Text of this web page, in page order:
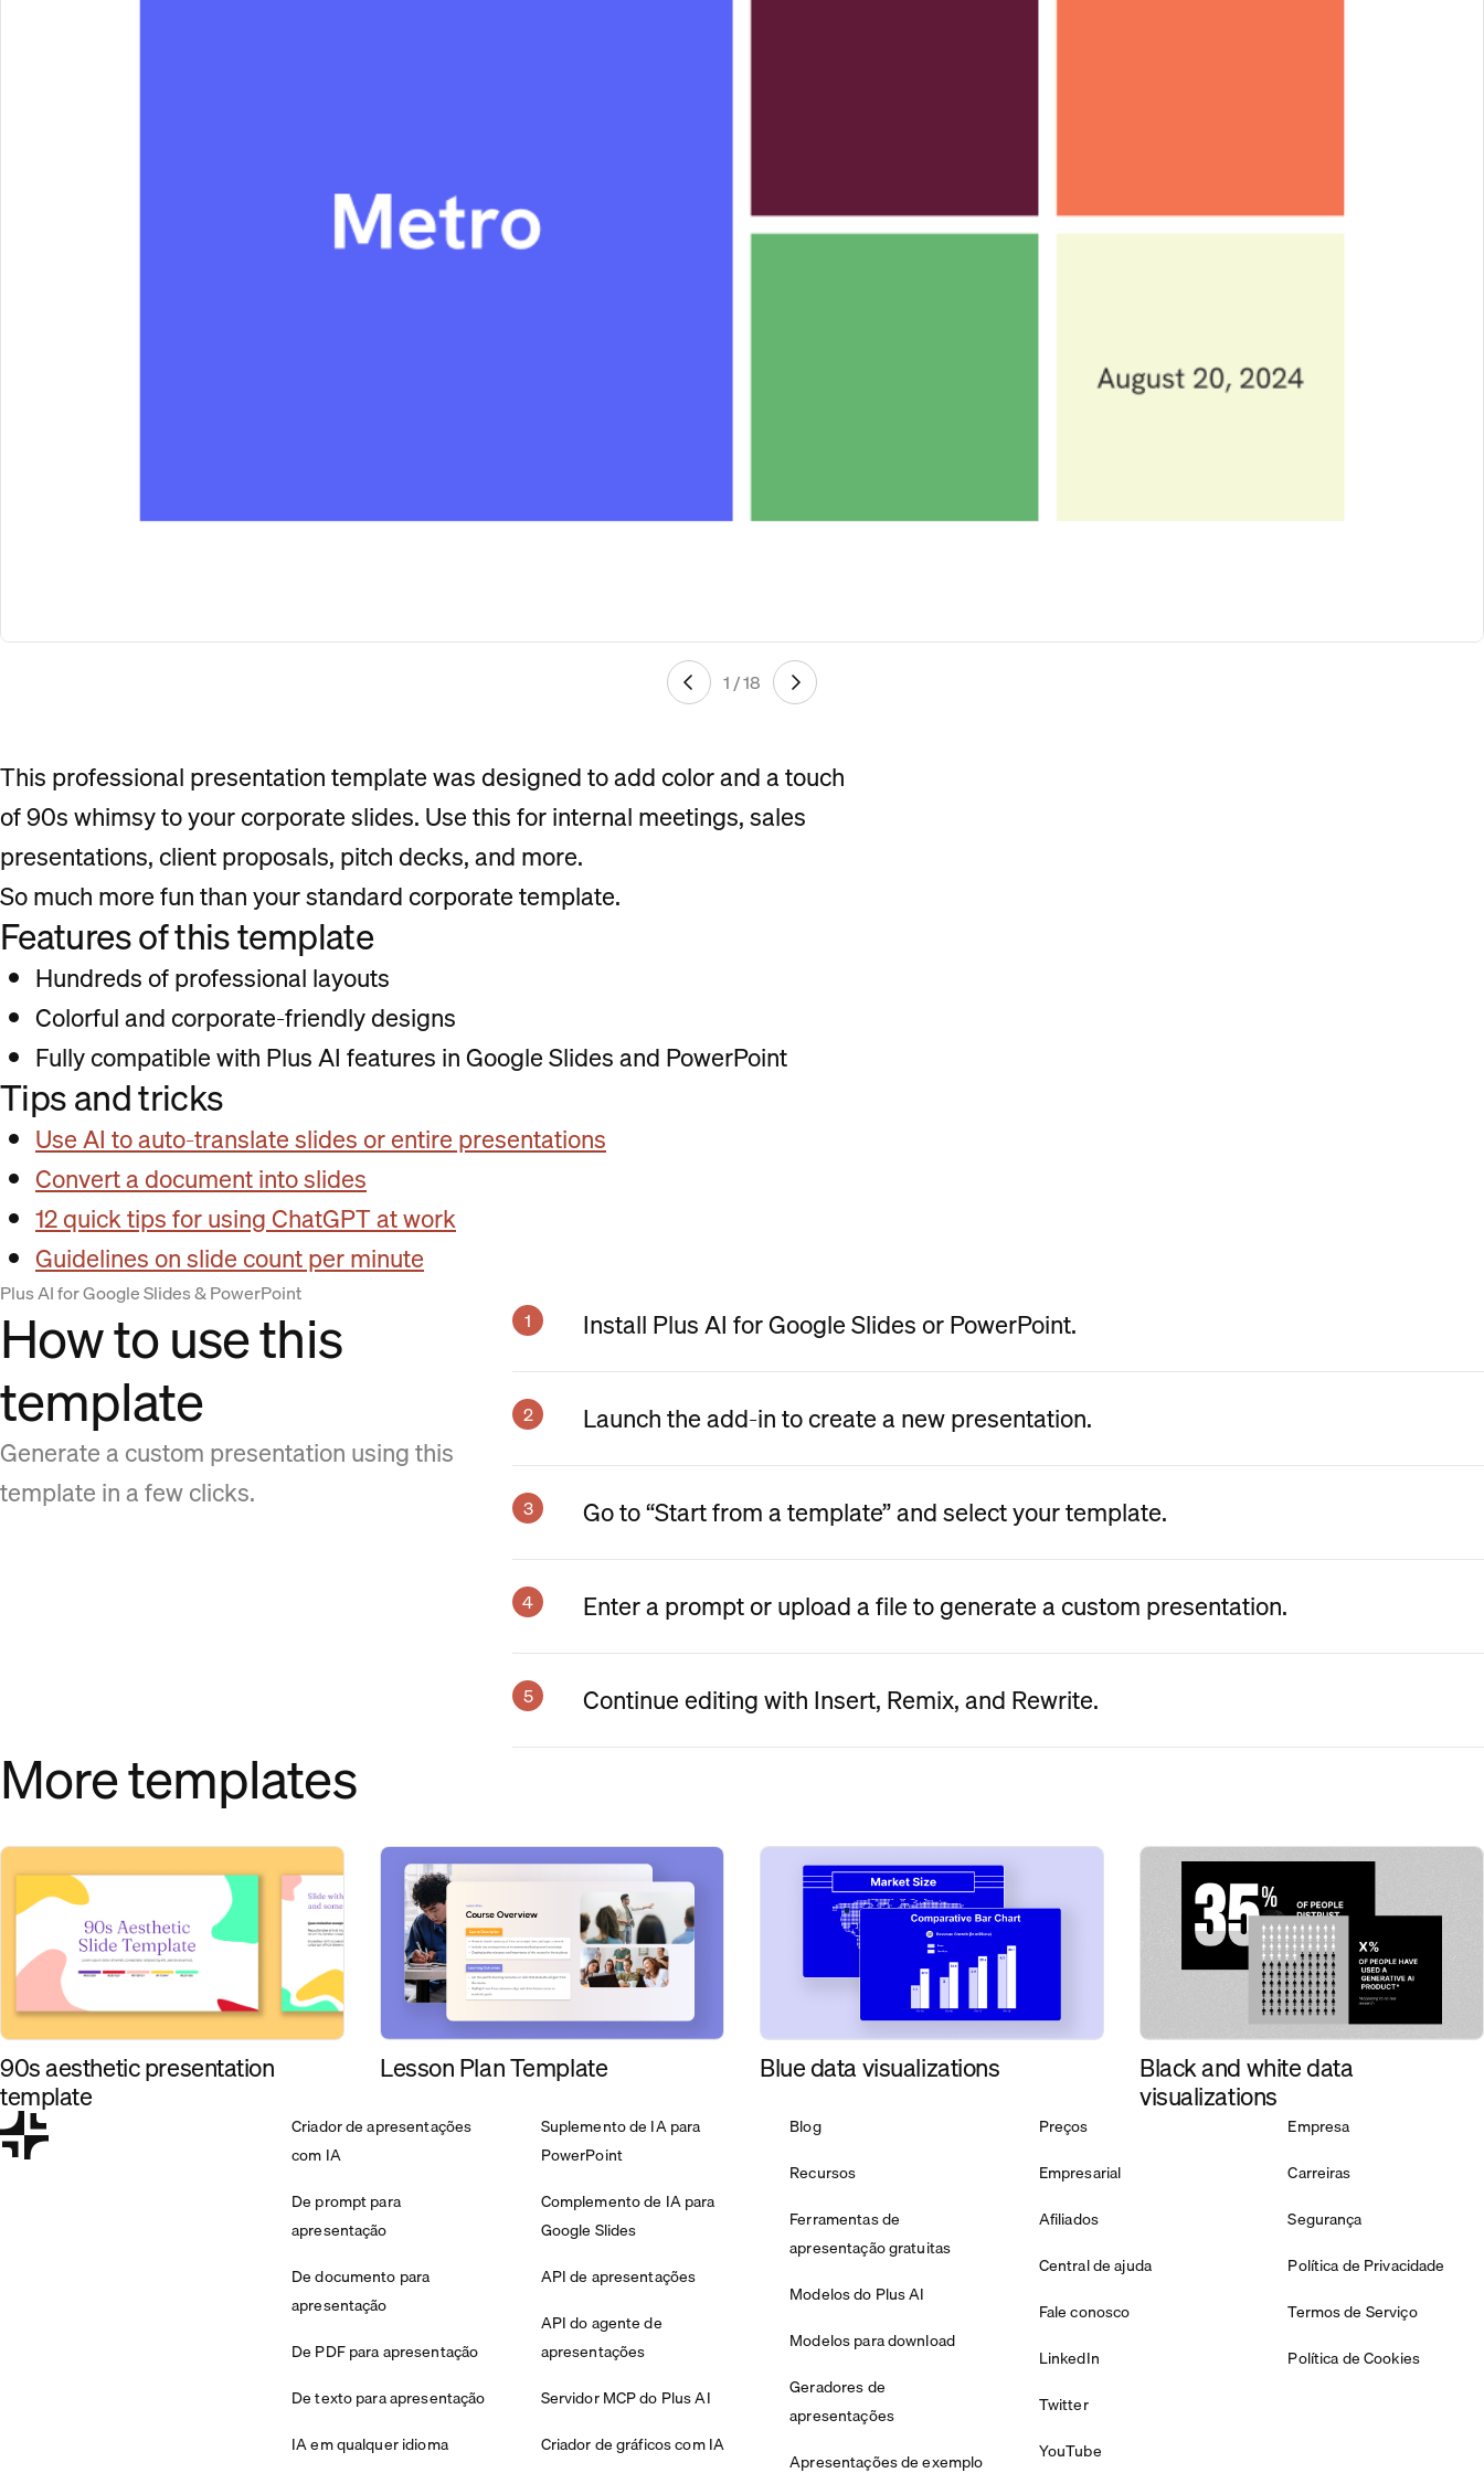
1 / 18
This professional presentation template was designed to add color and a touch
of 90s whimsy to your corporate slides. Use this for internal meetings, sales
presentations, client proposals, pitch decks, and more.
So much more fun than your standard corporate template.
Features of this template
Hundreds of professional layouts
Colorful and corporate-friendly designs
Fully compatible with Plus AI features in Google Slides and PowerPoint
Tips and tricks
Use AI to auto-translate slides or entire presentations
Convert a document into slides
12 quick tips for using ChatGPT at work
Guidelines on slide count per minute
Plus AI for Google Slides & PowerPoint
How to use this
template
Generate a custom presentation using this
template in a few clicks.
Install Plus AI for Google Slides or PowerPoint.
Launch the add-in to create a new presentation.
Go to “Start from a template” and select your template.
Enter a prompt or upload a file to generate a custom presentation.
Continue editing with Insert, Remix, and Rewrite.
More templates
90s aesthetic presentation
template
Lesson Plan Template Blue data visualizations Black and white data
visualizations
Criador de apresentações
com IA
De prompt para
apresentação
De documento para
apresentação
De PDF para apresentação
De texto para apresentação
IA em qualquer idioma
Suplemento de IA para
PowerPoint
Complemento de IA para
Google Slides
API de apresentações
API do agente de
apresentações
Servidor MCP do Plus AI
Criador de gráficos com IA
Blog
Recursos
Ferramentas de
apresentação gratuitas
Modelos do Plus AI
Modelos para download
Geradores de
apresentações
Apresentações de exemplo
Preços
Empresarial
Afiliados
Central de ajuda
Fale conosco
LinkedIn
Twitter
YouTube
Empresa
Carreiras
Segurança
Política de Privacidade
Termos de Serviço
Política de Cookies